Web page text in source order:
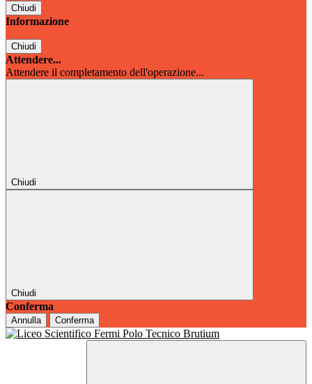
Chiudi
Informazione
Chiudi
Attendere...
Attendere il completamento dell'operazione...
Chiudi
Chiudi
Conferma
Annulla Conferma